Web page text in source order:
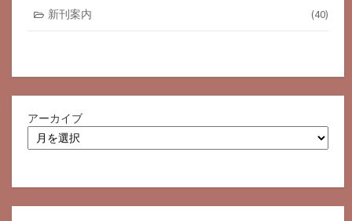
新刊案内 (40)
アーカイブ